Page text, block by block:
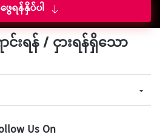
ေရန်နှိပ်ပါ
င်းရန် / ငှားရန်ရှိသော
Us On